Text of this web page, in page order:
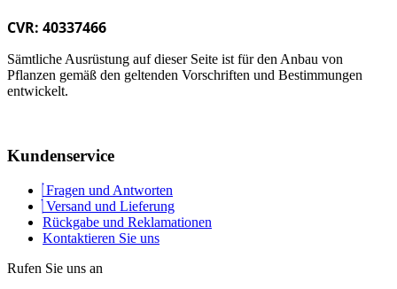
CVR: 40337466
Sämtliche Ausrüstung auf dieser Seite ist für den Anbau von
Pflanzen gemäß den geltenden Vorschriften und Bestimmungen
entwickelt.
Kundenservice
Fragen und Antworten
Versand und Lieferung
Rückgabe und Reklamationen
Kontaktieren Sie uns
Rufen Sie uns an